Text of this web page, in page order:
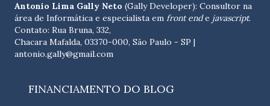
Antonio Lima Gally Neto (Gally Developer): Consultor na
área de Informática e especialista em front ende javascript.
Contato: Rua Bruna, 332,
Chacara Mafalda, 03370-000, São Paulo - SP |
antonio.gally@gmail.com
FINANCIAMENTO DO BLOG